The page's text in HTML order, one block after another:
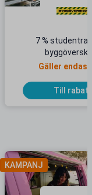
7 %
Gäller
Till
KAMPANJ